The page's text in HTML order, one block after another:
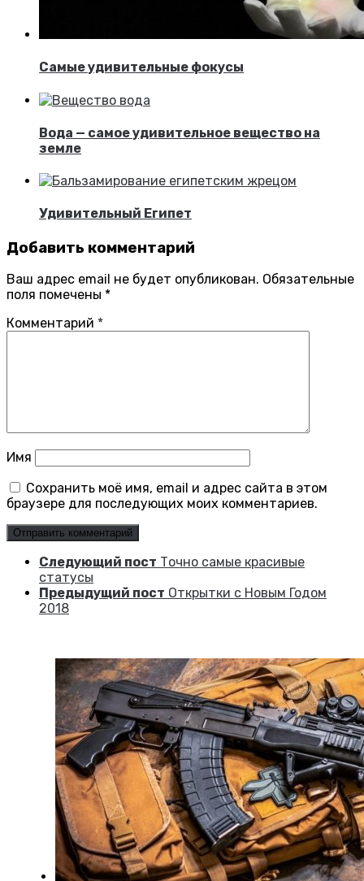
Самые удивительные фокусы
Вода — самое удивительное вещество на
земле
Удивительный Египет
Добавить комментарий
Ваш адрес email не будет опубликован. Обязательные
поля помечены *
Комментарий *
Имя
Сохранить моё имя, email и адрес сайта в этом
браузере для последующих моих комментариев.
Следующий пост Точно самые красивые
статусы
Предыдущий пост Открытки с Новым Годом
2018